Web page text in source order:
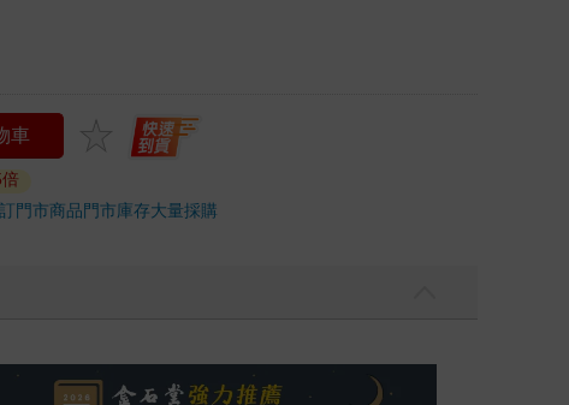
車
門市商品門市庫存大量採購